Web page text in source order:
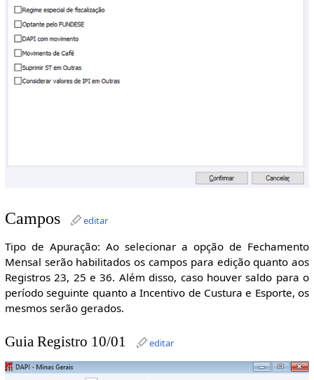
Campos editar
Tipo de Apuração: Ao selecionar a opção de Fechamento
Mensal serão habilitados os campos para edição quanto aos
Registros 23, 25 e 36. Além disso, caso houver saldo para o
período seguinte quanto a Incentivo de Custura e Esporte, os
mesmos serão gerados.
Guia Registro 10/01 editar